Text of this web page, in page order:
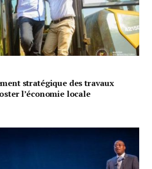
stratégique des travaux
l’économie locale